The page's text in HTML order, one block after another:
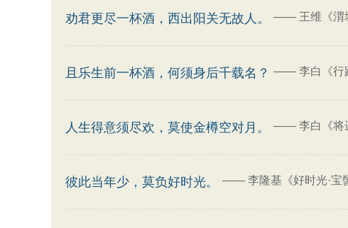
劝君更尽一杯酒，西出阳关无故人。 —— 王维《渭
且乐生前一杯酒，何须身后千载名？ —— 李白《行
人生得意须尽欢，莫使金樽空对月。 —— 李白《将
彼此当年少，莫负好时光。 —— 李隆基《好时光·宝